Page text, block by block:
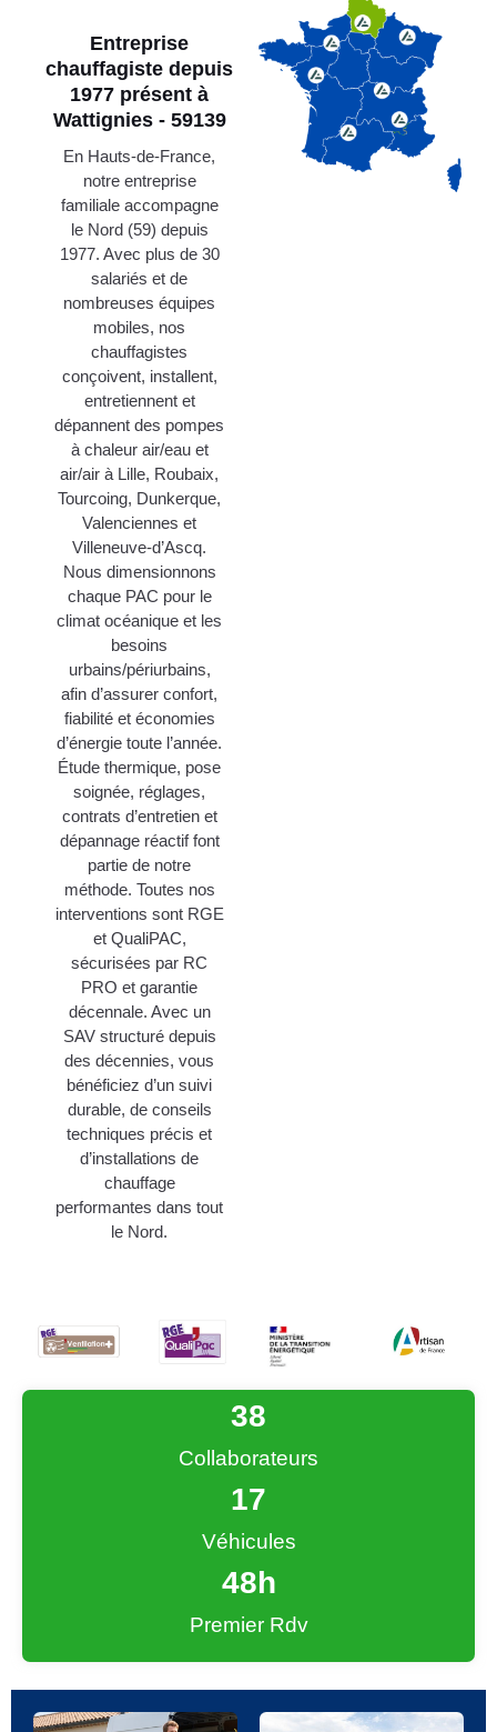
Entreprise
chauffagiste depuis
1977 présent à
Wattignies - 59139
En Hauts-de-France,
notre entreprise
familiale accompagne
le Nord (59) depuis
1977. Avec plus de 30
salariés et de
nombreuses équipes
mobiles, nos
chauffagistes
conçoivent, installent,
entretiennent et
dépannent des pompes
à chaleur air/eau et
air/air à Lille, Roubaix,
Tourcoing, Dunkerque,
Valenciennes et
Villeneuve-d’Ascq.
Nous dimensionnons
chaque PAC pour le
climat océanique et les
besoins
urbains/périurbains,
afin d’assurer confort,
fiabilité et économies
d’énergie toute l’année.
Étude thermique, pose
soignée, réglages,
contrats d’entretien et
dépannage réactif font
partie de notre
méthode. Toutes nos
interventions sont RGE
et QualiPAC,
sécurisées par RC
PRO et garantie
décennale. Avec un
SAV structuré depuis
des décennies, vous
bénéficiez d’un suivi
durable, de conseils
techniques précis et
d’installations de
chauffage
performantes dans tout
le Nord.
Collaborateurs
38
Véhicules
17
Premier Rdv
48h